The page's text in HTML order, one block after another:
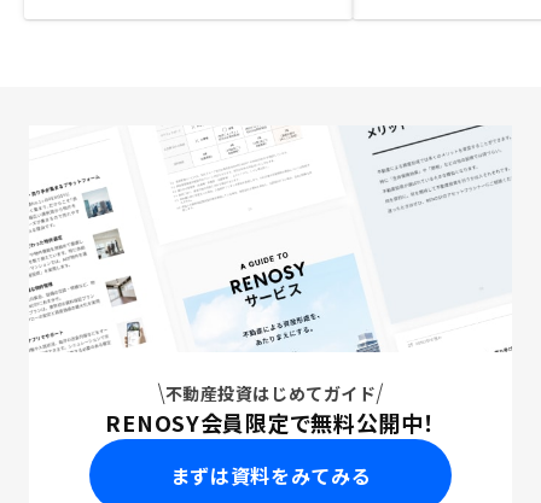
不動産投資はじめてガイド
RENOSY会員限定で無料公開中！
まずは資料をみてみる